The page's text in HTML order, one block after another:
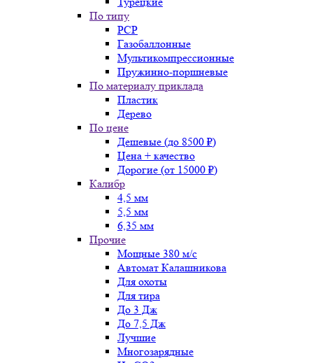
По типу
PCP
Газобаллонные
Мультикомпрессионные
Пружинно-поршневые
По материалу приклада
Пластик
Дерево
По цене
Дешевые (до 8500 ₽)
Цена + качество
Дорогие (от 15000 ₽)
Калибр
4,5 мм
5,5 мм
6,35 мм
Прочие
Мощные 380 м/с
Автомат Калашникова
Для охоты
Для тира
До 3 Дж
До 7,5 Дж
Лучшие
Многозарядные